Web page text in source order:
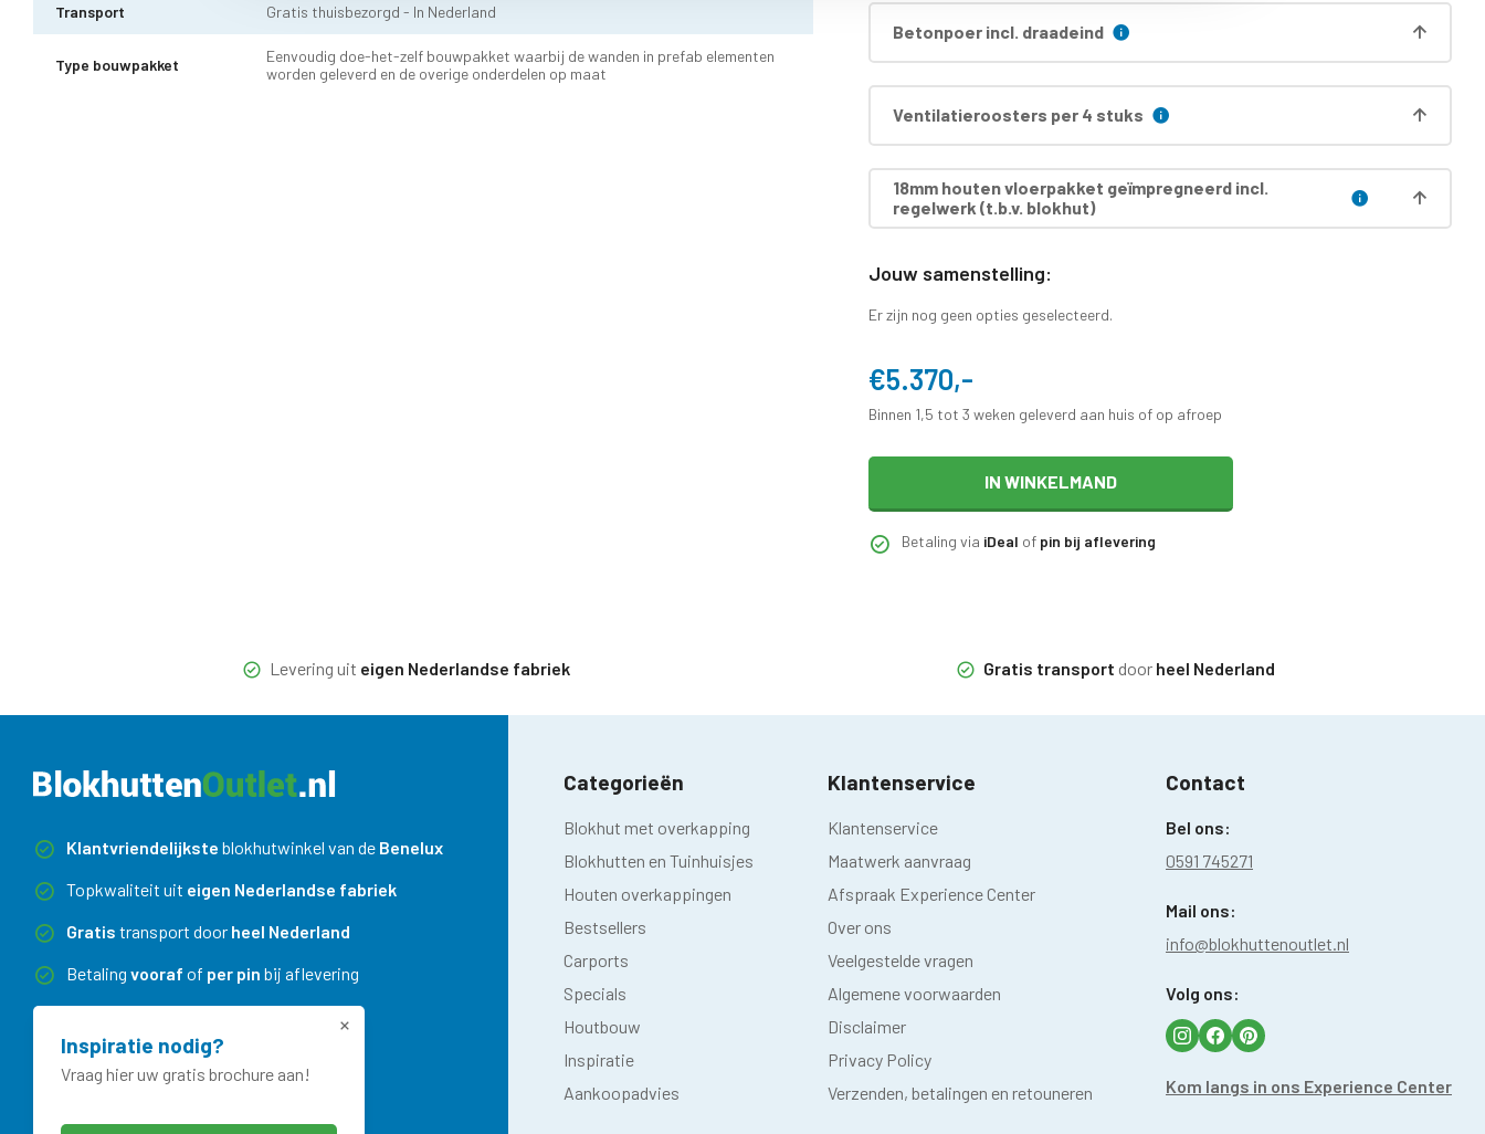
Inspiratie nodig?
Vraag hier uw gratis brochure aan!
Transport Gratis thuisbezorgd - In Nederland
Type bouwpakket
Eenvoudig doe-het-zelf bouwpakket waarbij de wanden in prefab elementen
worden geleverd en de overige onderdelen op maat
Betonpoer incl. draadeind
Ventilatieroosters per 4 stuks
18mm houten vloerpakket geïmpregneerd incl.
regelwerk (t.b.v. blokhut)
Jouw samenstelling:
Er zijn nog geen opties geselecteerd.
€5.370,-
Binnen 1,5 tot 3 weken geleverd aan huis of op afroep
IN WINKELMAND
Betaling via iDeal of pin bij aflevering
Levering uiteigen Nederlandse fabriek Gratis transportdoorheel Nederland
Klantvriendelijkste blokhutwinkel van de Benelux
Topkwaliteit uit eigen Nederlandse fabriek
Gratis transport door heel Nederland
Betaling vooraf of per pin bij aflevering
Categorieën
Blokhut met overkapping
Blokhutten en Tuinhuisjes
Houten overkappingen
Bestsellers
Carports
Specials
Houtbouw
Inspiratie
Aankoopadvies
Klantenservice
Klantenservice
Maatwerk aanvraag
Afspraak Experience Center
Over ons
Veelgestelde vragen
Algemene voorwaarden
Disclaimer
Privacy Policy
Verzenden, betalingen en retouneren
Contact
Bel ons:
0591 745271
Mail ons:
info@blokhuttenoutlet.nl
Volg ons:
Kom langs in ons Experience Center